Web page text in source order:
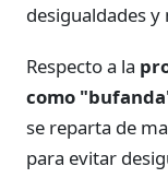
desigualdades y
Respecto a la
como
se reparta de
para evitar